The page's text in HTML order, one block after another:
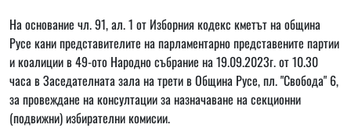
На основание чл. 91, ал. 1 от Изборния кодекс кметът на община
Русе кани представителите на парламентарно представените партии
и коалиции в 49-ото Народно събрание на 19.09.2023г. от 10.30
часа в Заседателната зала на трети в Община Русе, пл. "Свобода" 6,
за провеждане на консултации за назначаване на секционни
(подвижни) избирателни комисии.